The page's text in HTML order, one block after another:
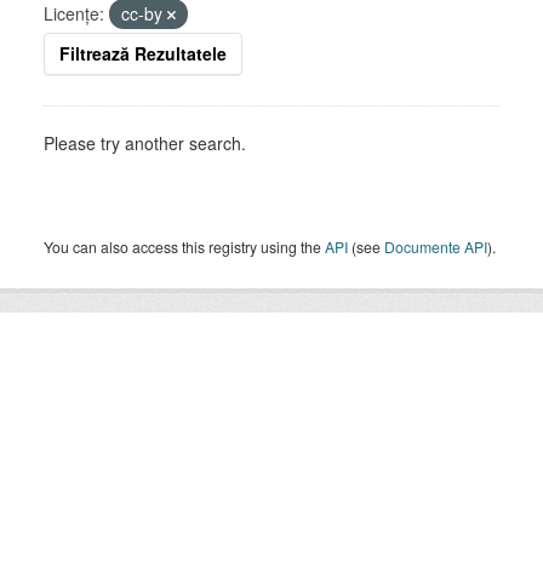
Licenţe:
cc-by
Filtrează Rezultatele
Please try another search.
You can also access this registry using theAPI (see Documente API).